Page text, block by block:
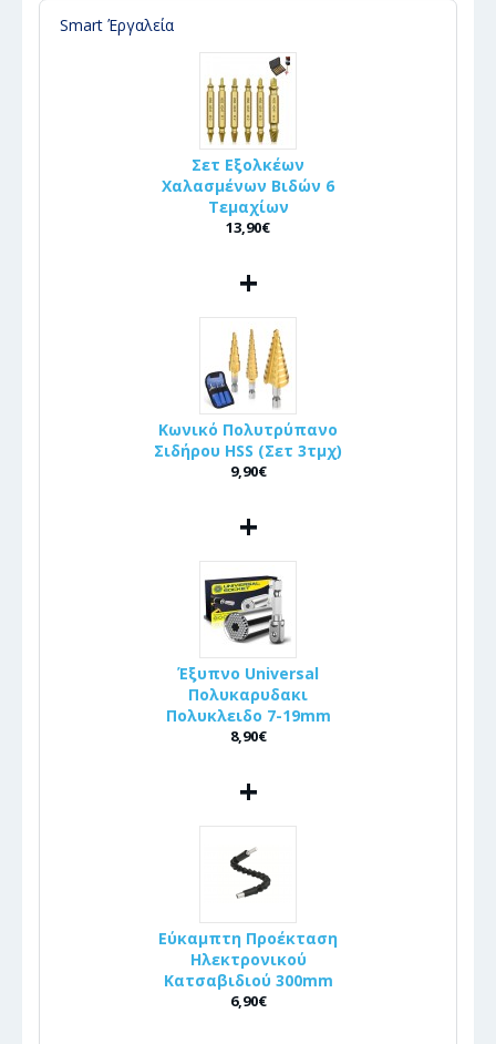
Smart Έργαλεία
Σετ Εξολκέων
Χαλασμένων Βιδών 6
Τεμαχίων
13,90€
+
Κωνικό Πολυτρύπανο
Σιδήρου HSS (Σετ 3τμχ)
9,90€
+
Έξυπνο Universal
Πολυκαρυδακι
Πολυκλειδο 7-19mm
8,90€
+
Εύκαμπτη Προέκταση
Ηλεκτρονικού
Κατσαβιδιού 300mm
6,90€